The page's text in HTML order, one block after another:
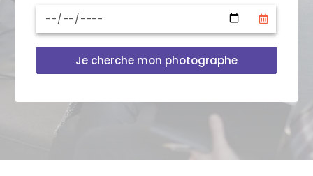
Je cherche mon photographe